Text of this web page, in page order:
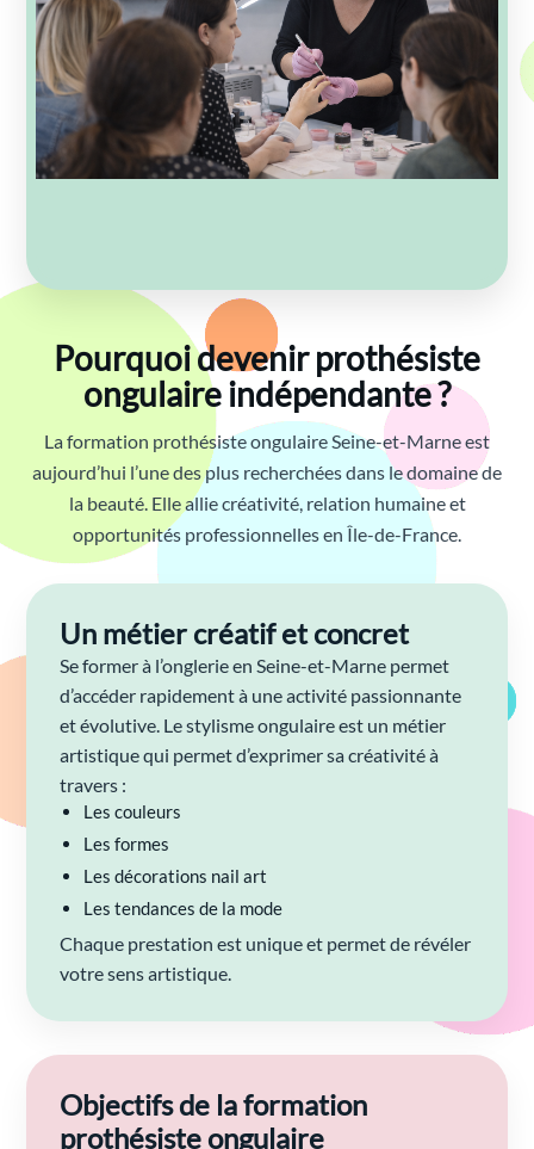
Pourquoi devenir prothésiste
ongulaire indépendante ?
La formation prothésiste ongulaire Seine-et-Marne est
aujourd’hui l’une des plus recherchées dans le domaine de
la beauté. Elle allie créativité, relation humaine et
opportunités professionnelles en Île-de-France.
Un métier créatif et concret
Se former à l’onglerie en Seine-et-Marne permet
d’accéder rapidement à une activité passionnante
et évolutive. Le stylisme ongulaire est un métier
artistique qui permet d’exprimer sa créativité à
travers :
Les couleurs
Les formes
Les décorations nail art
Les tendances de la mode
Chaque prestation est unique et permet de révéler
votre sens artistique.
Objectifs de la formation
prothésiste ongulaire